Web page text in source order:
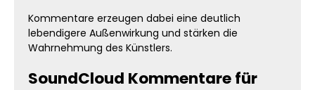
Kommentare erzeugen dabei eine deutlich
lebendigere Außenwirkung und stärken die
Wahrnehmung des Künstlers.
SoundCloud Kommentare für